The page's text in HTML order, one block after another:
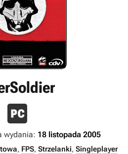
wydania: 18 listopada 2005
, FPS, Strzelanki, Singleplayer